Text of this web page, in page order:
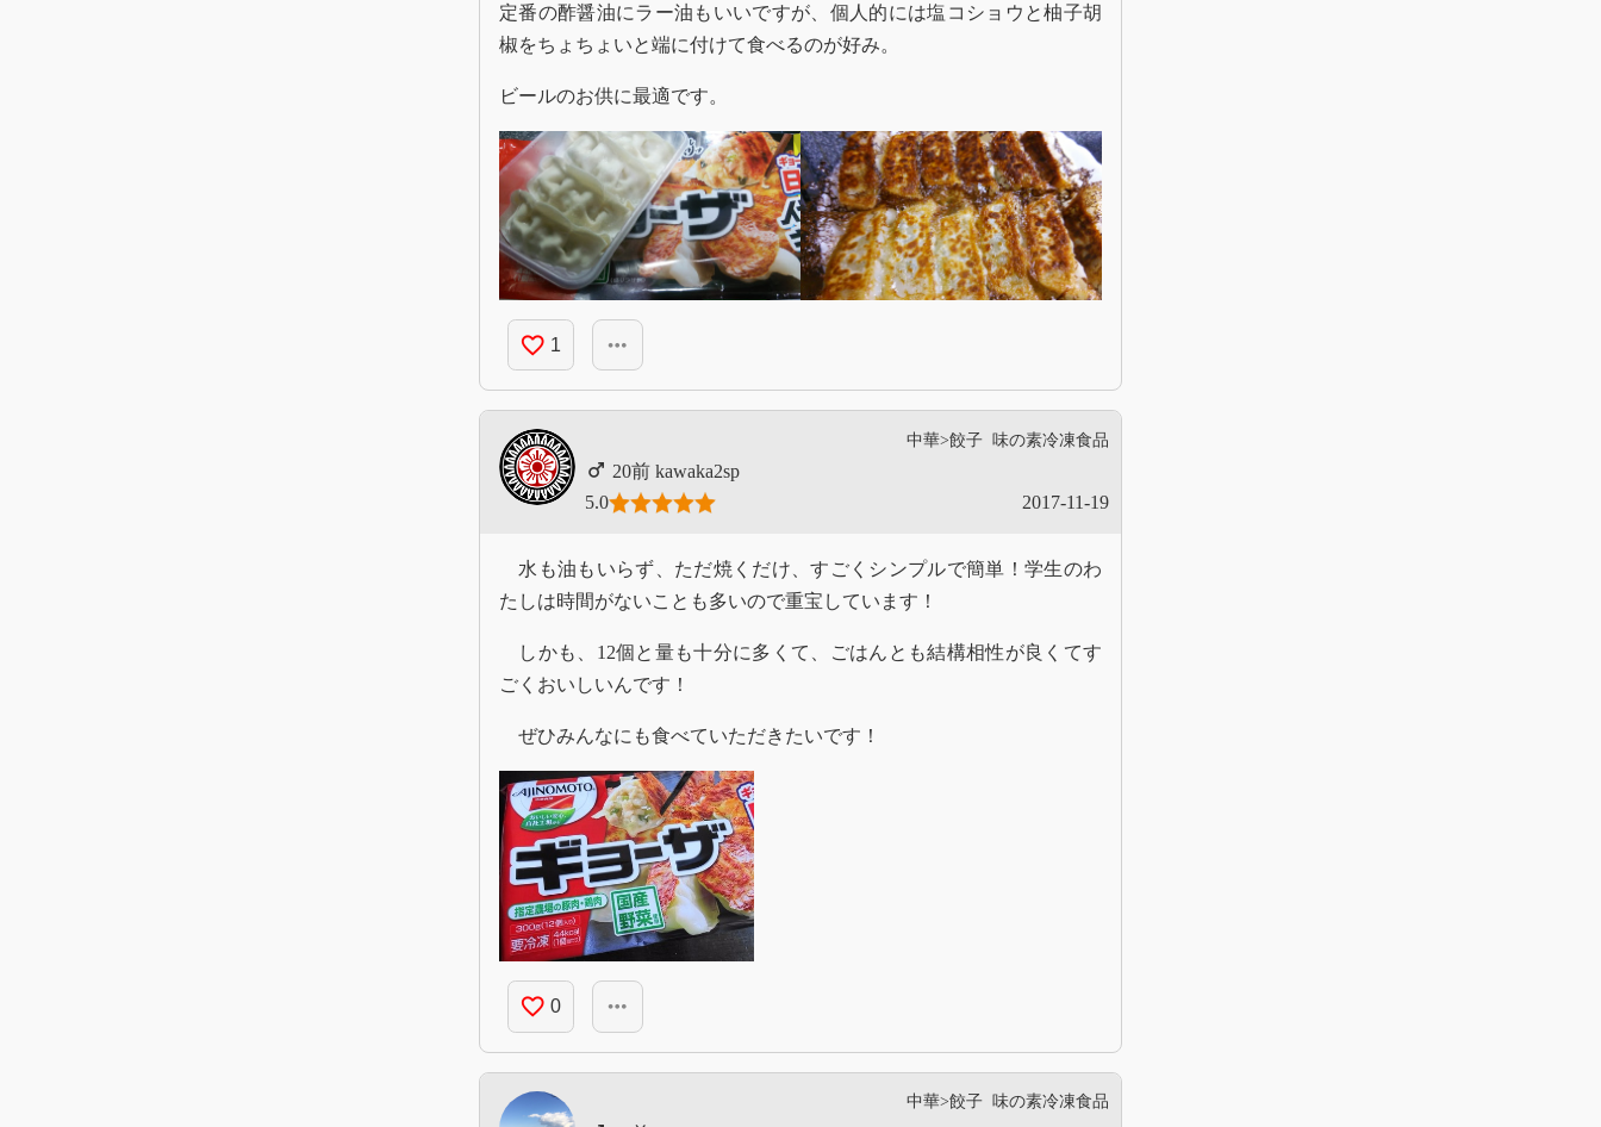
定番の酢醤油にラー油もいいですが、個人的には塩コショウと柚子胡
椒をちょちょいと端に付けて食べるのが好み。
ビールのお供に最適です。
favorite_border 1 more_horiz
中華>餃子 味の素冷凍食品
kawaka2sp
5.0
2017-11-19
水も油もいらず、ただ焼くだけ、すごくシンプルで簡単！学生のわ
たしは時間がないことも多いので重宝しています！
しかも、12個と量も十分に多くて、ごはんとも結構相性が良くてす
ごくおいしいんです！
ぜひみんなにも食べていただきたいです！
favorite_border 0 more_horiz
中華>餃子 味の素冷凍食品